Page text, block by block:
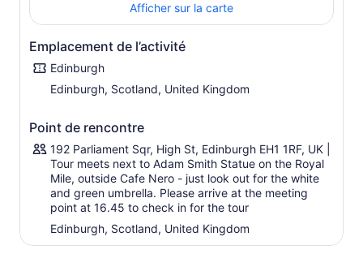
histoires peuvent aller des rois et reines aux hors-la-loi et
des boissons les plus aimées et nationales au monde.
Goûtez des whiskys allant des saveurs relativement
délicates et subtiles des Lowlands aux saveurs
notes de dégustation pour accompagner chacun des
whiskies que nous goûtons.
Au cours de la visite, découvrez la narration traditionnelle
et explorez l’importance du whisky pour l’identité
écossaise. Nous avons construit notre salon à whisky sur
mesure pour que vous puissiez vous installer
confortablement lors de cet événement axé sur l’histoire.
Afficher sur la carte
Emplacement de l’activité
Edinburgh
Edinburgh, Scotland, United Kingdom
Point de rencontre
192 Parliament Sqr, High St, Edinburgh EH1 1RF, UK |
Tour meets next to Adam Smith Statue on the Royal
Mile, outside Cafe Nero - just look out for the white
and green umbrella. Please arrive at the meeting
point at 16.45 to check in for the tour
Edinburgh, Scotland, United Kingdom